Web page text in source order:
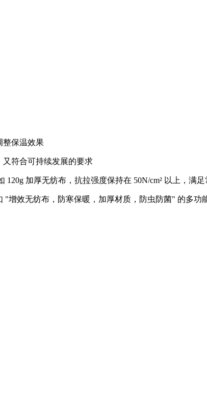
整保温效果
符合可持续发展的要求
加厚无纺布，抗拉强度保持在 50N/cm² 以上，满
增效无纺布，防寒保暖，加厚材质，防虫防菌" 的多功